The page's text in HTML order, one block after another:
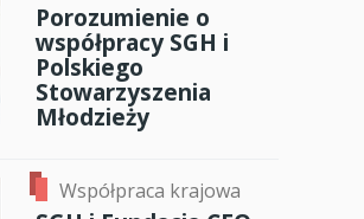
Porozumienie o
współpracy SGH i
Polskiego
Stowarzyszenia
Młodzieży
Współpraca krajowa